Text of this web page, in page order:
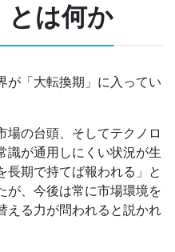
とは何か
が「大転換期」に入ってい
場の台頭、そしてテクノロ
識が通用しにくい状況が生
長期で持てば報われる」と
が、今後は常に市場環境を
える力が問われると説かれ